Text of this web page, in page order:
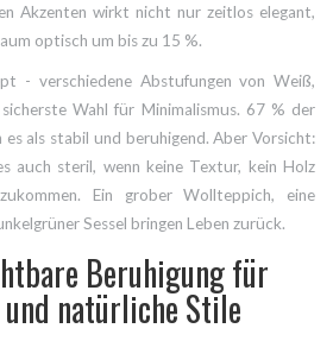
Akzenten wirkt nicht nur zeitlos elegant,
optisch um bis zu 15 %.
- verschiedene Abstufungen von Weiß,
Wahl für Minimalismus. 67 % der
als stabil und beruhigend. Aber Vorsicht:
auch steril, wenn keine Textur, kein Holz
Ein grober Wollteppich, eine
Sessel bringen Leben zurück.
Beruhigung für
natürliche Stile